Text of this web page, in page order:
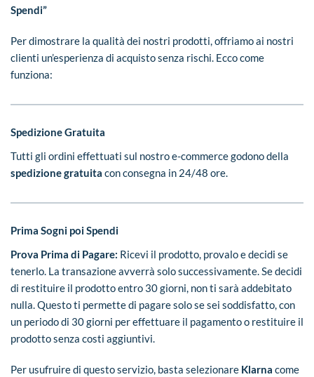
Spendi”
Per dimostrare la qualità dei nostri prodotti, offriamo ai nostri
clienti un’esperienza di acquisto senza rischi. Ecco come
funziona:
Spedizione Gratuita
Tutti gli ordini effettuati sul nostro e-commerce godono della
spedizione gratuita con consegna in 24/48 ore.
Prima Sogni poi Spendi
Prova Prima di Pagare: Ricevi il prodotto, provalo e decidi se
tenerlo. La transazione avverrà solo successivamente. Se decidi
di restituire il prodotto entro 30 giorni, non ti sarà addebitato
nulla. Questo ti permette di pagare solo se sei soddisfatto, con
un periodo di 30 giorni per effettuare il pagamento o restituire il
prodotto senza costi aggiuntivi.
Per usufruire di questo servizio, basta selezionare Klarna come